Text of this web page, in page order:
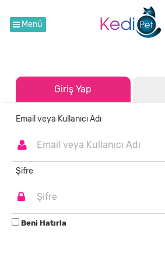
Menü
Giriş Yap
Email veya Kullanıcı Adı
Şifre
Beni Hatırla